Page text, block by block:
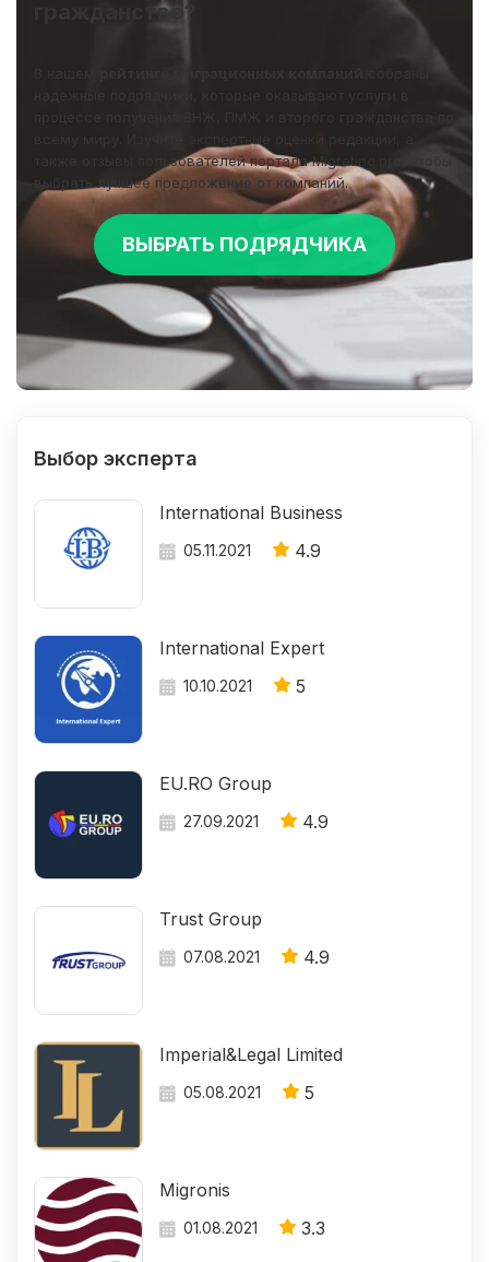
гражданство?
всему миру. Изучите экспертные оценки редакции, а
также отзывы пользователей портала Migrating.pro, чтобы
выбрать лучшее предложение от компаний.
ВЫБРАТЬ ПОДРЯДЧИКА
Выбор эксперта
International Business
05.11.2021 4.9
International Expert
10.10.2021 5
EU.RO Group
27.09.2021 4.9
Trust Group
07.08.2021 4.9
Imperial&Legal Limited
05.08.2021 5
Migronis
01.08.2021 3.3